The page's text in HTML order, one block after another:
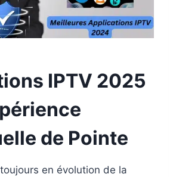
IPTV 2025
de Pointe
en évolution de la